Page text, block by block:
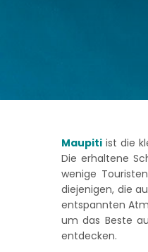
Maupiti ist die
Die erhaltene
wenige
diejenigen, die
entspannten
um das Beste
entdecken.